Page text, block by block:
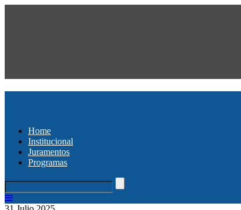
Home
Institucional
Juramentos
Programas